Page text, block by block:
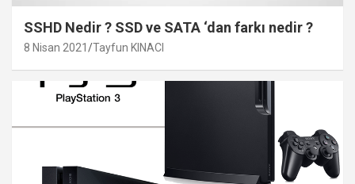
SSHD Nedir ? SSD ve SATA ‘dan farkı nedir ?
8 Nisan 2021 Tayfun KINACI